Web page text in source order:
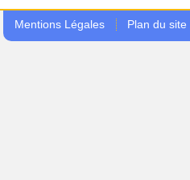
Mentions Légales Plan du site